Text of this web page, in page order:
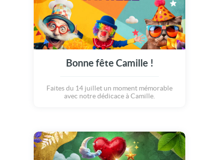
Bonne fête Camille !
Faites du 14 juillet un moment mémorable
avec notre dédicace à Camille.